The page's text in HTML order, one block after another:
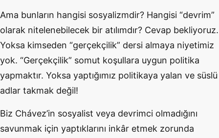
Ama bunların hangisi sosyalizmdir? Hangisi “devrim”
olarak nitelenebilecek bir atılımdır? Cevap bekliyoruz.
Yoksa kimseden “gerçekçilik” dersi almaya niyetimiz
yok. “Gerçekçilik” somut koşullara uygun politika
yapmaktır. Yoksa yaptığımız politikaya yalan ve süslü
adlar takmak değil!
Biz Chávez’in sosyalist veya devrimci olmadığını
savunmak için yaptıklarını inkâr etmek zorunda